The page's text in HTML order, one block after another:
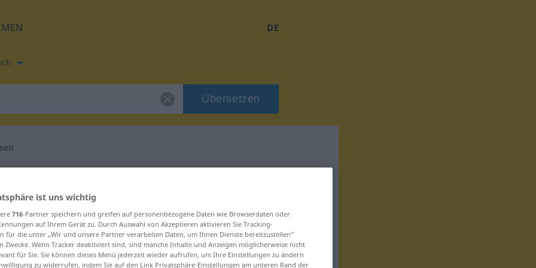
DE
Übersetzen
für "schmusen"
ist uns wichtig
716-Partner speichern und greifen auf personenbezogene Daten wie Browserdaten oder
auf Ihrem Gerät zu. Durch Auswahl von Akzeptieren aktivieren Sie Tracking-
für die unter „Wir und unsere Partner verarbeiten Daten, um Ihnen Dienste bereitzustellen“
Zwecke. Wenn Tracker deaktiviert sind, sind manche Inhalte und Anzeigen möglicherweise nicht
für Sie. Sie können dieses Menü jederzeit wieder aufrufen, um Ihre Einstellungen zu ändern
zu widerrufen, indem Sie auf den Link Privatsphäre-Einstellungen am unteren Rand der